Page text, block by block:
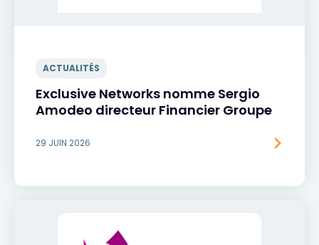
ACTUALITÉS
Exclusive Networks nomme Sergio
Amodeo directeur Financier Groupe
29 JUIN 2026